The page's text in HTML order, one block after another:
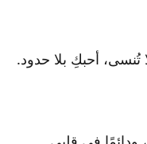
أحبكِ بلا حدود.